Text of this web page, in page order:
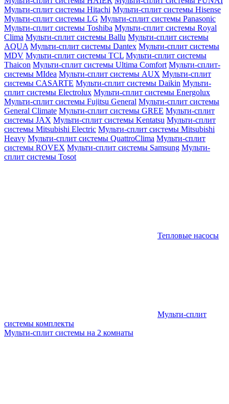
Мульти-сплит системы Hitachi Мульти-сплит системы Hisense
Мульти-сплит системы LG Мульти-сплит системы Panasonic
Мульти-сплит системы Toshiba Мульти-сплит системы Royal
Clima Мульти-сплит системы Ballu Мульти-сплит системы
AQUA Мульти-сплит системы Dantex Мульти-сплит системы
MDV Мульти-сплит системы TCL Мульти-сплит системы
Thaicon Мульти-сплит системы Ultima Comfort Мульти-сплит-
системы MIdea Мульти-сплит системы AUX Мульти-сплит
системы CASARTE Мульти-сплит системы Daikin Мульти-
сплит системы Electrolux Мульти-сплит системы Energolux
Мульти-сплит системы Fujitsu General Мульти-сплит системы
General Climate Мульти-сплит системы GREE Мульти-сплит
системы JAX Мульти-сплит системы Kentatsu Мульти-сплит
системы Mitsubishi Electric Мульти-сплит системы Mitsubishi
Heavy Мульти-сплит системы QuattroClima Мульти-сплит
системы ROVEX Мульти-сплит системы Samsung Мульти-
сплит системы Tosot
Тепловые насосы
Мульти-сплит
системы комплекты
Мульти-сплит системы на 2 комнаты